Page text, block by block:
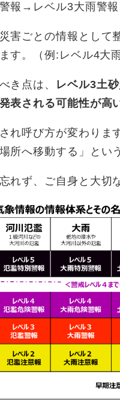
警報→レベル3大雨警
害ごとの情報として
す。（例:レベル4大
き点は、
レベル3土
表される可能性が高
れ呼び方が変わりま
所へ移動する」とい
れず、ご自身と大切